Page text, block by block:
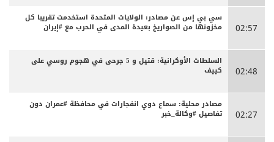
02:57
سي بي إس عن مصادر: الولايات المتحدة استخدمت تقريبا كل
مخزونها من الصواريخ بعيدة المدى في الحرب مع #إيران
02:48
السلطات الأوكرانية: قتيل و 5 جرحى في هجوم روسي على
كييف
02:27
مصادر محلية: سماع دوي انفجارات في محافظة #عمران دون
تفاصيل #وكالة_خبر